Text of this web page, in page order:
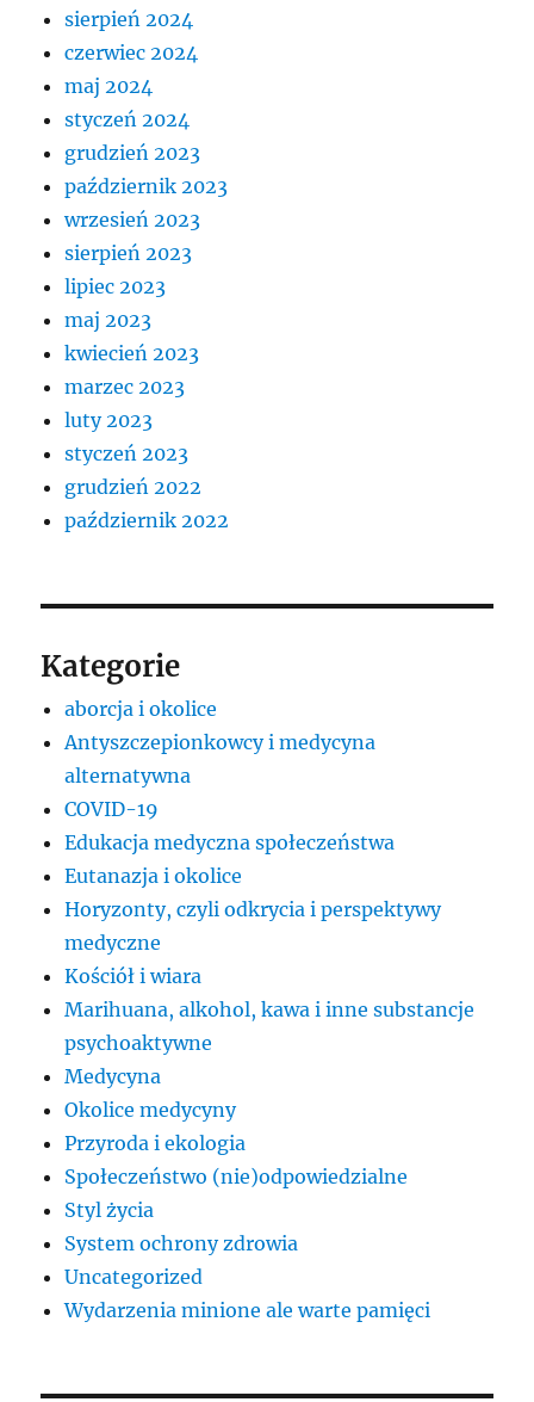
sierpień 2024
czerwiec 2024
maj 2024
styczeń 2024
grudzień 2023
październik 2023
wrzesień 2023
sierpień 2023
lipiec 2023
maj 2023
kwiecień 2023
marzec 2023
luty 2023
styczeń 2023
grudzień 2022
październik 2022
Kategorie
aborcja i okolice
Antyszczepionkowcy i medycyna
alternatywna
COVID-19
Edukacja medyczna społeczeństwa
Eutanazja i okolice
Horyzonty, czyli odkrycia i perspektywy
medyczne
Kościół i wiara
Marihuana, alkohol, kawa i inne substancje
psychoaktywne
Medycyna
Okolice medycyny
Przyroda i ekologia
Społeczeństwo (nie)odpowiedzialne
Styl życia
System ochrony zdrowia
Uncategorized
Wydarzenia minione ale warte pamięci